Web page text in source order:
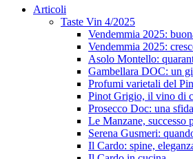
Articoli
Taste Vin 4/2025
Vendemmia 2025:
Vendemmia 2025:
Asolo Montello:
Gambellara DOC: un
Profumi varietali del
Pinot Grigio, il vino di
Prosecco Doc: una
Le Manzane, successo
Serena Gusmeri:
Il Cardo: spine,